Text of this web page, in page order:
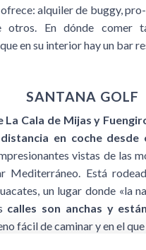
alquiler de buggy,
otros. En dónde comer
en su interior hay un bar
SANTANA GOLF
La Cala de Mijas y
en coche desde
vistas de las
Mediterráneo. Está
un lugar donde «la
calles son anchas y
fácil de caminar y en el